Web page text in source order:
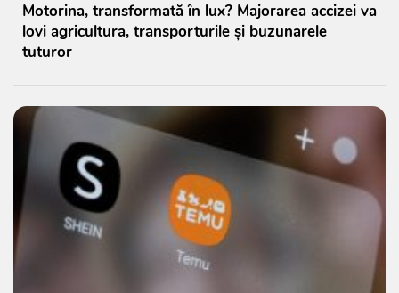
Motorina, transformată în lux? Majorarea accizei va
lovi agricultura, transporturile și buzunarele
tuturor